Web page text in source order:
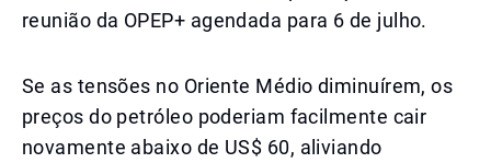
reunião da OPEP+ agendada para 6 de julho.
Se as tensões no Oriente Médio diminuírem, os
preços do petróleo poderiam facilmente cair
novamente abaixo de US$ 60, aliviando